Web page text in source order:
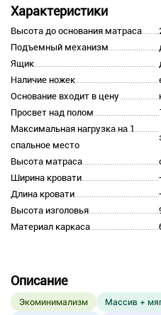
Характеристики
Высота до основания матраса
Подъемный механизм
Ящик
Наличие ножек
Основание входит в цену
Просвет над полом
Максимальная нагрузка на 1
спальное место
Высота матраса
Ширина кровати
Длина кровати
Высота изголовья
Материал каркаса
Описание
Экоминимализм
Массив +